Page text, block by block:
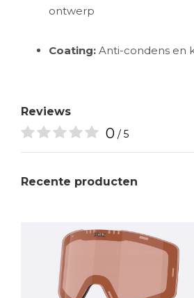
ontwerp
Coating: Anti-condens en
Reviews
0 / 5
Recente producten